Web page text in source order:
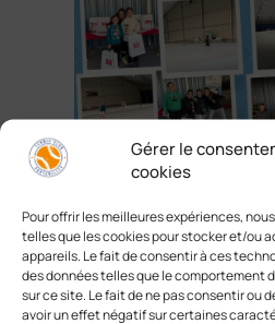
Gérer le
cookies
Pour offrir les meilleures expériences,
telles que les cookies pour stocker et/ou
appareils. Le fait de consentir à ces
des données telles que le comportement
sur ce site. Le fait de ne pas consentir ou
avoir un effet négatif sur certaines
Partager cet article